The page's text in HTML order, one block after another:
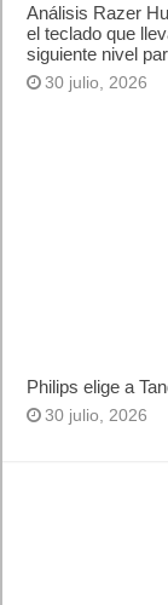
Análisis Razer
el teclado que
siguiente nivel
30 julio, 2026
Philips elige a
30 julio, 2026